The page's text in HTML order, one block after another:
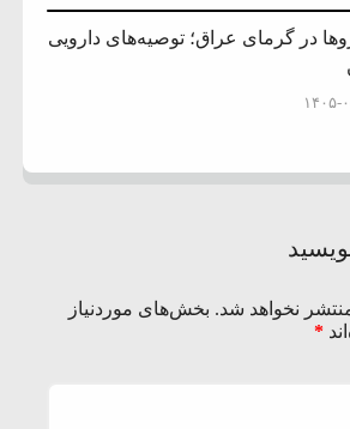
در گرمای عراق؛ توصیه‌های دارویی
۰۵-۱۳
نخواهد شد. بخش‌های موردنیاز
*